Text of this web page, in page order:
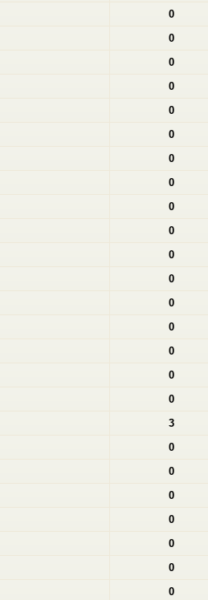
0
0
0
0
0
0
0
0
0
0
0
0
0
0
0
0
0
3
0
0
0
0
0
0
0